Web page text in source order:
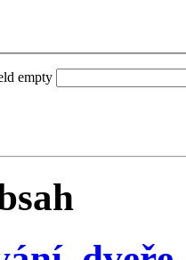
empty